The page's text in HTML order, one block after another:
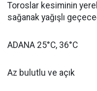
Toroslar kesiminin
sağanak yağışlı
ADANA 25°C, 36°C
Az bulutlu ve açık